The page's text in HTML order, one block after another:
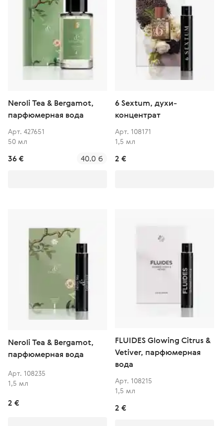
Neroli Tea & Bergamot,
парфюмерная вода
Арт. 427651
50 мл
36 € 40.0 б
6 Sextum, духи-
концентрат
Арт. 108171
1,5 мл
2 €
Neroli Tea & Bergamot,
парфюмерная вода
Арт. 108235
1,5 мл
2 €
FLUIDES Glowing Citrus &
Vetiver, парфюмерная
вода
Арт. 108215
1,5 мл
2 €